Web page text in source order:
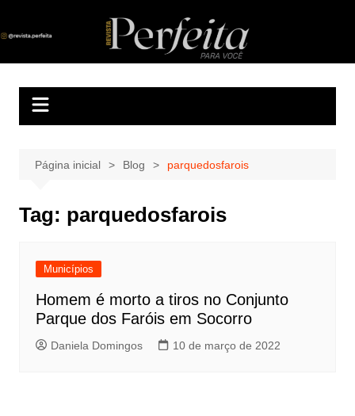
Revista Perfeita
A melhor revista eletrônica do interior de Sergipe
Página inicial Blog parquedosfarois
Tag: parquedosfarois
Municípios
Homem é morto a tiros no Conjunto
Parque dos Faróis em Socorro
Daniela Domingos 10 de março de 2022